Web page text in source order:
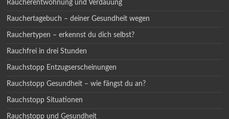
Raucherentwöhnung und Verdauung
Rauchertagebuch – deiner Gesundheit wegen
Rauchertypen – erkennst du dich selbst?
Rauchfrei in drei Stunden
Rauchstopp Entzugserscheinungen
Rauchstopp Gesundheit – wie fängst du an?
Rauchstopp Situationen
Rauchstopp und Gesundheit